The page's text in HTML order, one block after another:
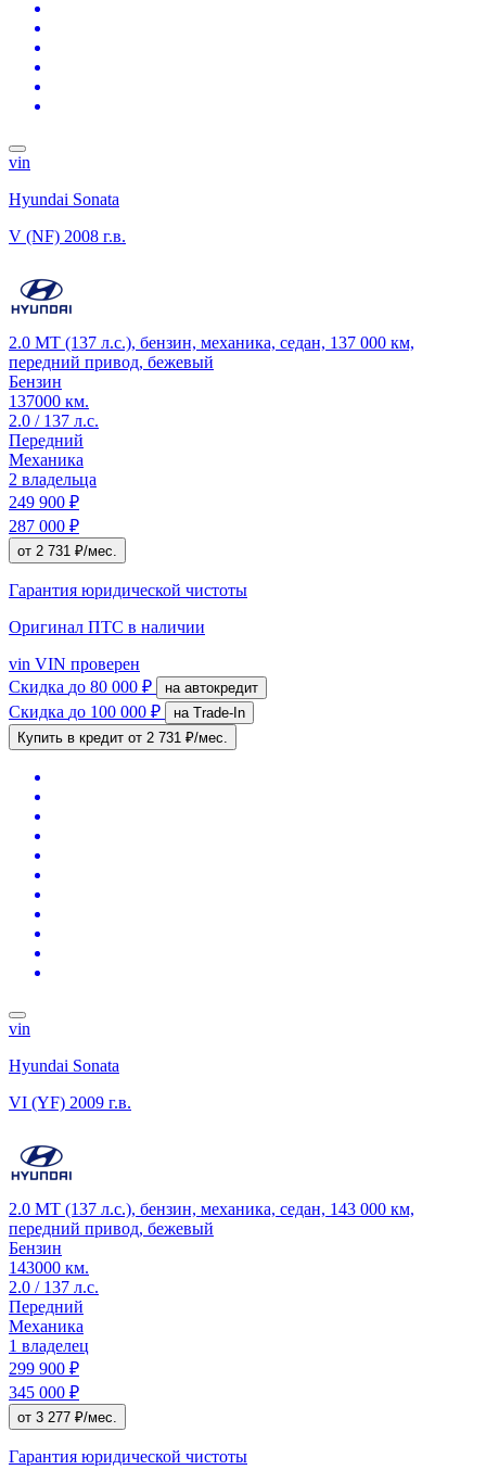
vin
Hyundai Sonata
V (NF) 2008 г.в.
2.0 MT (137 л.с.), бензин, механика, седан, 137 000 км,
передний привод, бежевый
Бензин
137000 км.
2.0 / 137 л.с.
Передний
Механика
2 владельца
249 900 ₽
287 000 ₽
от 2 731 ₽/мес.
Гарантия юридической чистоты
Оригинал ПТС в наличии
vin VIN проверен
Скидка до 80 000 ₽ на автокредит
Скидка до 100 000 ₽
на Trade-In
Купить в кредит от 2 731 ₽/мес.
vin
Hyundai Sonata
VI (YF) 2009 г.в.
2.0 MT (137 л.с.), бензин, механика, седан, 143 000 км,
передний привод, бежевый
Бензин
143000 км.
2.0 / 137 л.с.
Передний
Механика
1 владелец
299 900 ₽
345 000 ₽
от 3 277 ₽/мес.
Гарантия юридической чистоты